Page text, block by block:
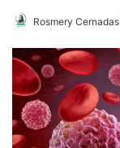
Rosmery Cernadas